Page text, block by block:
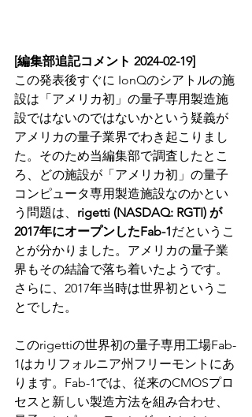
[編集部追記コメント 2024-02-19]
この発表後すぐに IonQのシアトルの施
設は「アメリカ初」の量子専用製造施
設ではないのではないかという疑義が
アメリカの量子業界でわき起こりまし
た。そのため当編集部で調査したとこ
ろ、どの施設が「アメリカ初」の量子
コンピュータ専用製造施設なのかとい
う問題は、 rigetti (NASDAQ: RGTI) が
2017年にオープンしたFab-1だというこ
とが分かりました。アメリカの量子業
界もその結論で落ち着いたようです。
さらに、2017年当時は世界初というこ
とでした。
このrigettiの世界初の量子専用工場Fab-
1はカリフォルニア州フリーモントにあ
ります。Fab-1では、従来のCMOSプロ
セスと新しい製造方法を組み合わせ、